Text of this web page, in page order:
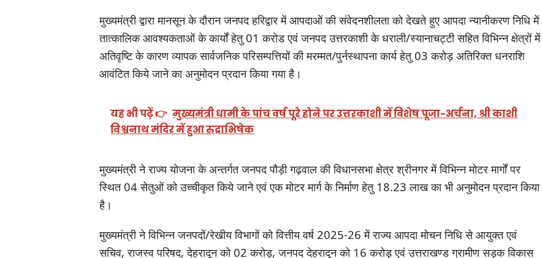
मुख्यमंत्री द्वारा मानसून के दौरान जनपद हरिद्वार में आपदाओं की संवेदनशीलता को देखते हुए आपदा न्यानीकरण निधि में
तात्कालिक आवश्यकताओं के कार्यों हेतु 01 करोड एवं जनपद उत्तरकाशी के धराली/स्यानाचट्टी सहित विभिन्न क्षेत्रों में
अतिवृष्टि के कारण व्यापक सार्वजनिक परिसम्पत्तियों की मरम्मत/पुर्नस्थापना कार्य हेतु 03 करोड़ अतिरिक्त धनराशि
आवंटित किये जाने का अनुमोदन प्रदान किया गया है।
यह भी पढ़ें 👉 मुख्यमंत्री धामी के पांच वर्ष पूरे होने पर उत्तरकाशी में विशेष पूजा-अर्चना, श्री काशी
विश्वनाथ मंदिर में हुआ रुद्राभिषेक
मुख्यमंत्री ने राज्य योजना के अन्तर्गत जनपद पौड़ी गढ़वाल की विधानसभा क्षेत्र श्रीनगर में विभिन्न मोटर मार्गों पर
स्थित 04 सेतुओं को उच्चीकृत किये जाने एवं एक मोटर मार्ग के निर्माण हेतु 18.23 लाख का भी अनुमोदन प्रदान किया
है।
मुख्यमंत्री ने विभिन्न जनपदों/रेखीय विभागों को वित्तीय वर्ष 2025-26 में राज्य आपदा मोचन निधि से आयुक्त एवं
सचिव, राजस्व परिषद, देहरादून को 02 करोड़, जनपद देहरादून को 16 करोड़ एवं उत्तराखण्ड ग्रामीण सड़क विकास